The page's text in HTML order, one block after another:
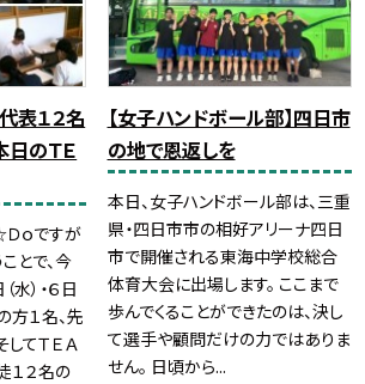
表１２名
日のＴＥ
Ｄｏですが
とで、今
）・６日
方１名、先
てＴＥＡ
１２名の
【女子ハンドボール部】四日市
の地で恩返しを
本日、女子ハンドボール部は、三重
県・四日市市の相好アリーナ四日
市で開催される東海中学校総合
体育大会に出場します。 ここまで
歩んでくることができたのは、決し
て選手や顧問だけの力ではありま
せん。 日頃から...